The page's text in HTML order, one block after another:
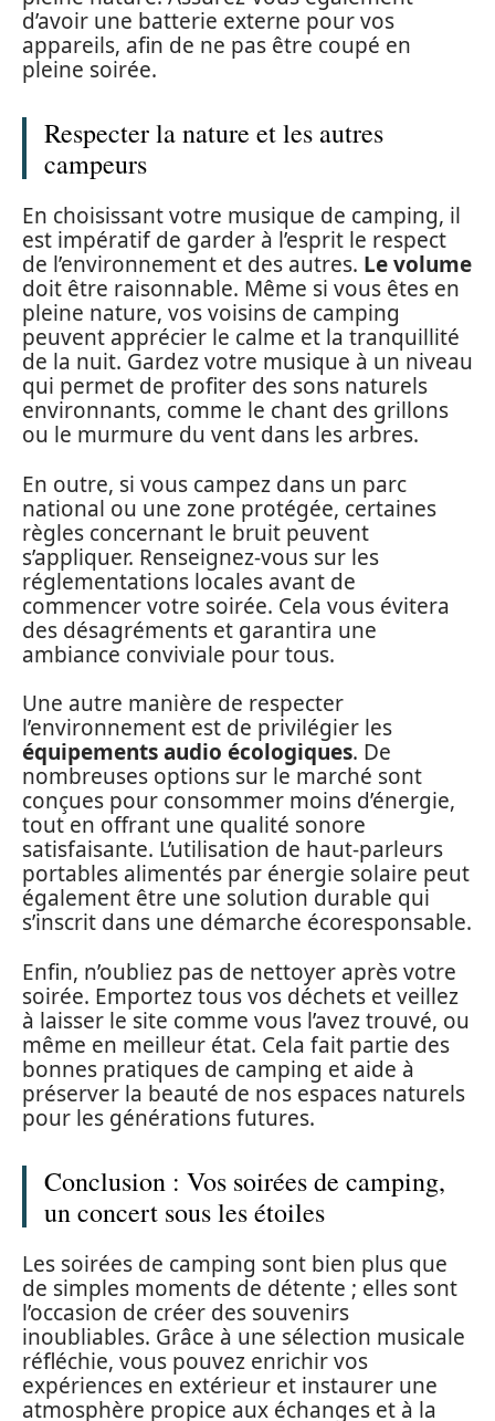
d’avoir une batterie externe pour vos
appareils, afin de ne pas être coupé en
pleine soirée.
Respecter la nature et les autres
campeurs
En choisissant votre musique de camping, il
est impératif de garder à l’esprit le respect
de l’environnement et des autres. Le volume
doit être raisonnable. Même si vous êtes en
pleine nature, vos voisins de camping
peuvent apprécier le calme et la tranquillité
de la nuit. Gardez votre musique à un niveau
qui permet de profiter des sons naturels
environnants, comme le chant des grillons
ou le murmure du vent dans les arbres.
En outre, si vous campez dans un parc
national ou une zone protégée, certaines
règles concernant le bruit peuvent
s’appliquer. Renseignez-vous sur les
réglementations locales avant de
commencer votre soirée. Cela vous évitera
des désagréments et garantira une
ambiance conviviale pour tous.
Une autre manière de respecter
l’environnement est de privilégier les
équipements audio écologiques. De
nombreuses options sur le marché sont
conçues pour consommer moins d’énergie,
tout en offrant une qualité sonore
satisfaisante. L’utilisation de haut-parleurs
portables alimentés par énergie solaire peut
également être une solution durable qui
s’inscrit dans une démarche écoresponsable.
Enfin, n’oubliez pas de nettoyer après votre
soirée. Emportez tous vos déchets et veillez
à laisser le site comme vous l’avez trouvé, ou
même en meilleur état. Cela fait partie des
bonnes pratiques de camping et aide à
préserver la beauté de nos espaces naturels
pour les générations futures.
Conclusion : Vos soirées de camping,
un concert sous les étoiles
Les soirées de camping sont bien plus que
de simples moments de détente ; elles sont
l’occasion de créer des souvenirs
inoubliables. Grâce à une sélection musicale
réfléchie, vous pouvez enrichir vos
expériences en extérieur et instaurer une
atmosphère propice aux échanges et à la